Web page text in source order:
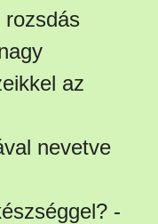
rozsdás
az
nevetve
-